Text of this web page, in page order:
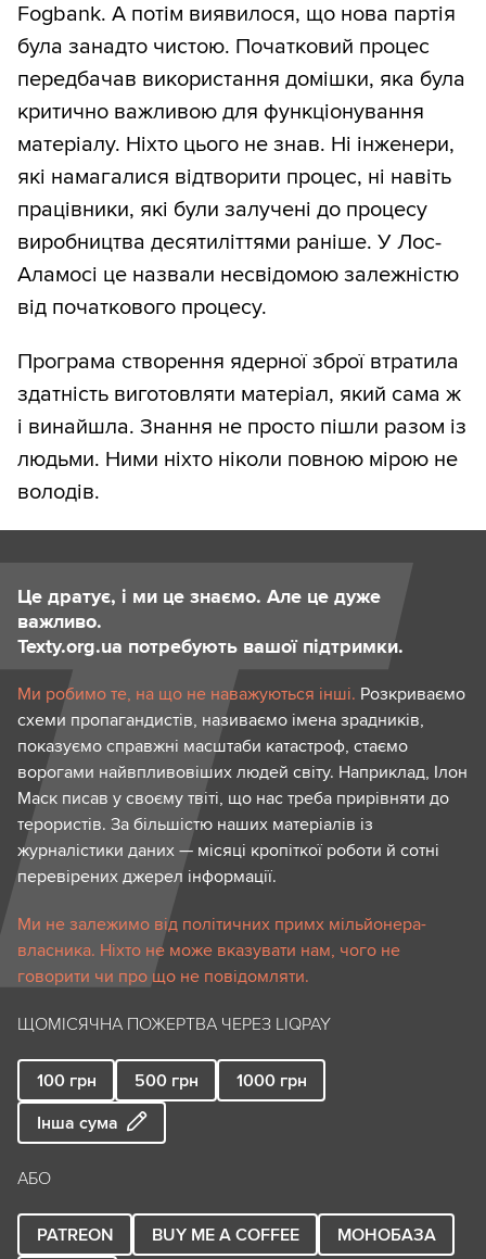
Fogbank. А потім виявилося, що нова партія
була занадто чистою. Початковий процес
передбачав використання домішки, яка була
критично важливою для функціонування
матеріалу. Ніхто цього не знав. Ні інженери,
які намагалися відтворити процес, ні навіть
працівники, які були залучені до процесу
виробництва десятиліттями раніше. У Лос-
Аламосі це назвали несвідомою залежністю
від початкового процесу.
Програма створення ядерної зброї втратила
здатність виготовляти матеріал, який сама ж
і винайшла. Знання не просто пішли разом із
людьми. Ними ніхто ніколи повною мірою не
володів.
Це дратує, і ми це знаємо. Але це дуже
важливо.
Texty.org.ua потребують вашої підтримки.
Ми робимо те, на що не наважуються інші. Розкриваємо
схеми пропагандистів, називаємо імена зрадників,
показуємо справжні масштаби катастроф, стаємо
ворогами найвпливовіших людей світу. Наприклад, Ілон
Маск писав у своєму твіті, що нас треба прирівняти до
терористів. За більшістю наших матеріалів із
журналістики даних — місяці кропіткої роботи й сотні
перевірених джерел інформації.
Ми не залежимо від політичних примх мільйонера-
власника. Ніхто не може вказувати нам, чого не
говорити чи про що не повідомляти.
ЩОМІСЯЧНА ПОЖЕРТВА ЧЕРЕЗ LIQPAY
100 грн 500 грн 1000 грн
Інша сума
АБО
PATREON BUY ME A COFFEE МОНОБАЗА